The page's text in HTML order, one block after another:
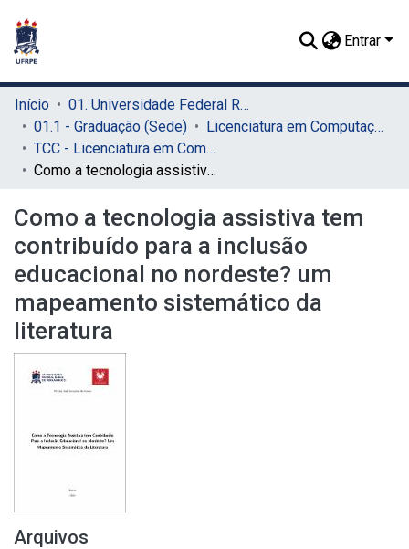
Entrar
Início
01. Universidade Federal Rural de Pernambuco - UFRPE (Sede)
01.1 - Graduação (Sede)
Licenciatura em Computação (Sede)
TCC - Licenciatura em Computação (Sede)
Como a tecnologia assistiva tem contribuído para a inclusão educacional no nordeste? um mapeamento sistemático da literatura
Como a tecnologia assistiva tem
contribuído para a inclusão
educacional no nordeste? um
mapeamento sistemático da
literatura
Arquivos